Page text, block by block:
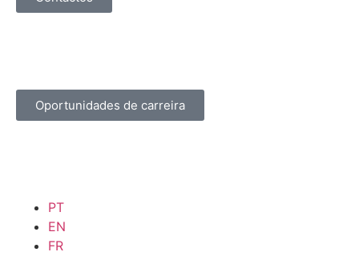
Oportunidades de carreira
PT
EN
FR